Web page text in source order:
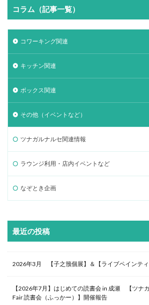
コラム（記事一覧）
コワーキング関連
キッチン関連
ボックス関連
その他（イベントなど）
ツナガルナルセ関連情報
ラウンジ利用・店内イベントなど
なぞとき企画
最近の投稿
2026年3月 【子之籏個展】＆【ライブペインテ
【2026年7月】はじめての読書会 in 成瀬 【ツナ
Fair 読書会（ふっかー）】開催報告